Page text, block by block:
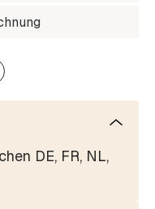
DE, FR, NL,